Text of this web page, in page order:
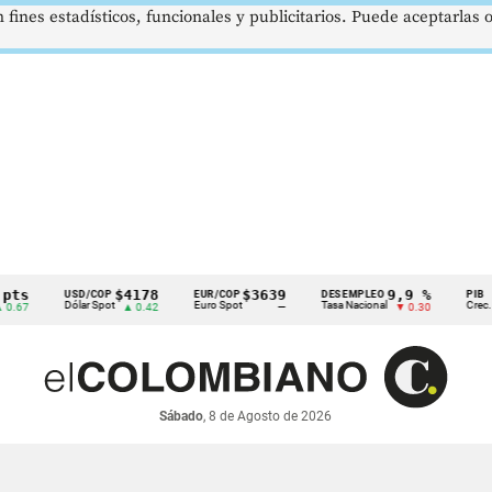
USD/COP
Dólar Spot
$4178
▲ 0.42
EUR/COP
Euro Spot
$3639 DESEMPLEO
Tasa Nacional
9,9 %
▼ 0.30 Crec.
Sábado, 8 de Agosto de 2026
estadísticos, funcionales y publicitarios. Puede aceptarlas